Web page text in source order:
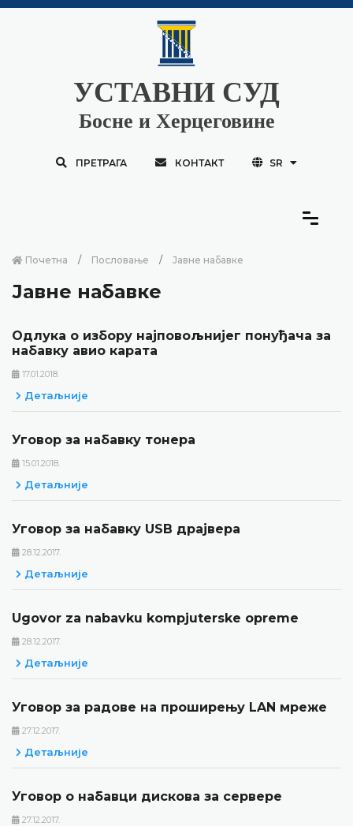
УСТАВНИ СУД
Босне и Херцеговине
ПРЕТРАГА КОНТАКТ SR
Почетна Пословање Јавне набавке
Јавне набавке
Одлука о избору најповољнијег понуђача за
набавку авио карата
17.01.2018.
Детаљније
Уговор за набавку тонера
15.01.2018.
Детаљније
Уговор за набавку USB драјвера
28.12.2017.
Детаљније
Ugovor za nabavku kompjuterske opreme
28.12.2017.
Детаљније
Уговор за радове на проширењу LAN мреже
27.12.2017.
Детаљније
Уговор о набавци дискова за сервере
27.12.2017.